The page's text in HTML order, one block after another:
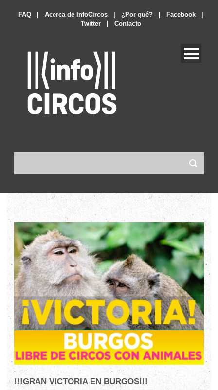
FAQ Acerca de InfoCircos ¿Por qué? Facebook
Twitter
Contacto
!!!GRAN VICTORIA EN BURGOS!!!